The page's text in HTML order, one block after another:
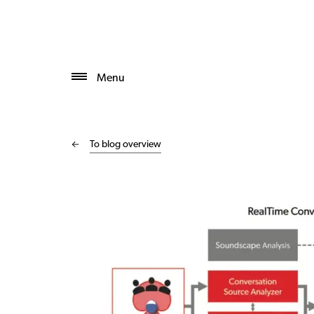
Menu
To blog overview